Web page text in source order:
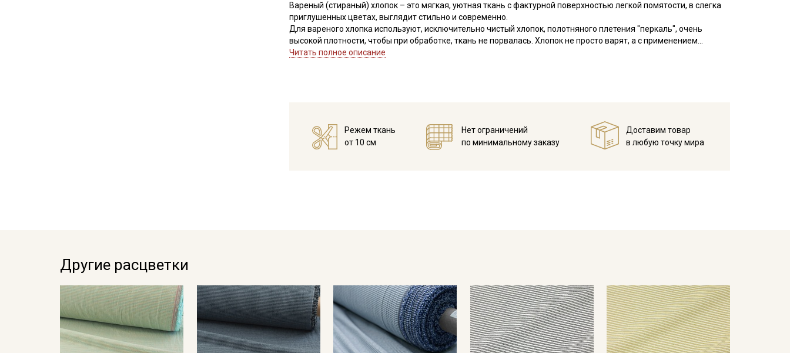
Вареный (стираный) хлопок – это мягкая, уютная ткань с фактурной поверхностью легкой помятости, в слегка
приглушенных цветах, выглядит стильно и современно.
Для вареного хлопка используют, исключительно чистый хлопок, полотняного плетения "перкаль", очень
высокой плотности, чтобы при обработке, ткань не порвалась. Хлопок не просто варят, а с применением
специальной пемзы оказывают пилинговый эффект, распушая верхний слой, для придания мягкости и
Ткань натуральная дает усадку до 7%, перед пошивом постирайте отрез при температуре дальнейших стирок,
не выше 40C, для исключения усадки ткани в готовом изделии.
Читать полное описание
Режем ткань
от 10 см
Нет ограничений
по минимальному заказу
Доставим товар
в любую точку мира
Другие расцветки